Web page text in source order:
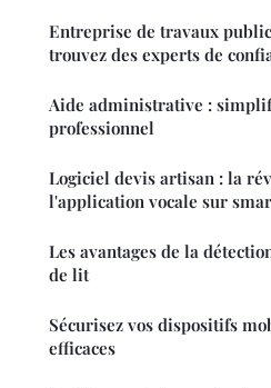
Entreprise de travaux
trouvez des experts de
Aide administrative :
professionnel
Logiciel devis artisan : la
l'application vocale sur
Les avantages de la
de lit
Sécurisez vos dispositifs
efficaces